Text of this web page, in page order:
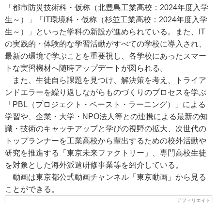
「都市防災技術科・仮称（北豊島工業高校：2024年度入学
生～）」「IT環境科・仮称（杉並工業高校：2024年度入学
生～）」といった学科の新設が進められている。また、IT
の実践的・体験的な学習活動がすべての学校に導入され、
最新の環境で学ぶことを重要視し、各学校にあったスマー
トな実習機材へ随時アップデートが図られる。
また、生徒自ら課題を見つけ、解決策を考え、トライア
ンドエラーを繰り返しながらものづくりのプロセスを学ぶ
「PBL（プロジェクト・ベースト・ラーニング）」による
学習や、企業・大学・NPO法人等との連携による最新の知
識・技術のキャッチアップと学びの視野の拡大、次世代の
トップランナーを工業高校から輩出するための校外活動や
研究を推進する「東京未来ファクトリー」、専門高校生徒
を対象とした海外派遣研修事業等を紹介している。
動画は東京都公式動画チャンネル「東京動画」から見る
ことができる。